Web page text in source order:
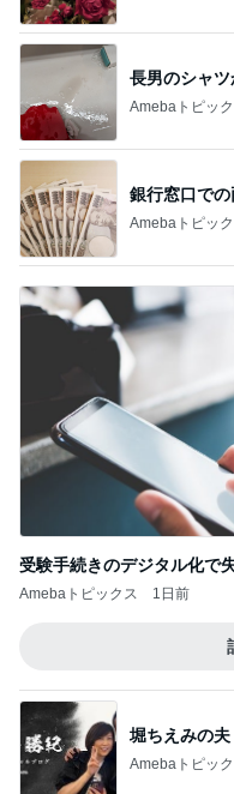
長男のシャ
Amebaトピッ
銀行窓口で
Amebaトピッ
受験手続きのデジタル化で
Amebaトピックス 1日前
堀ちえみの
Amebaトピッ